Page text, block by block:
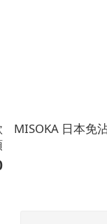
MISOKA 日本免